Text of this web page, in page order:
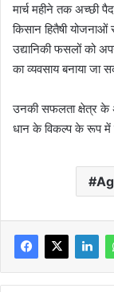
मार्च महीने तक अच्छी
किसान हितैषी
उद्यानिकी फसलों को
का व्यवसाय बनाया जा
उनकी सफलता क्षेत्र के
धान के विकल्प के रूप